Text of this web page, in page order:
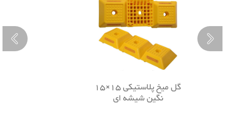
گل میخ پلاستیکی 15×15
نگین شیشه ای